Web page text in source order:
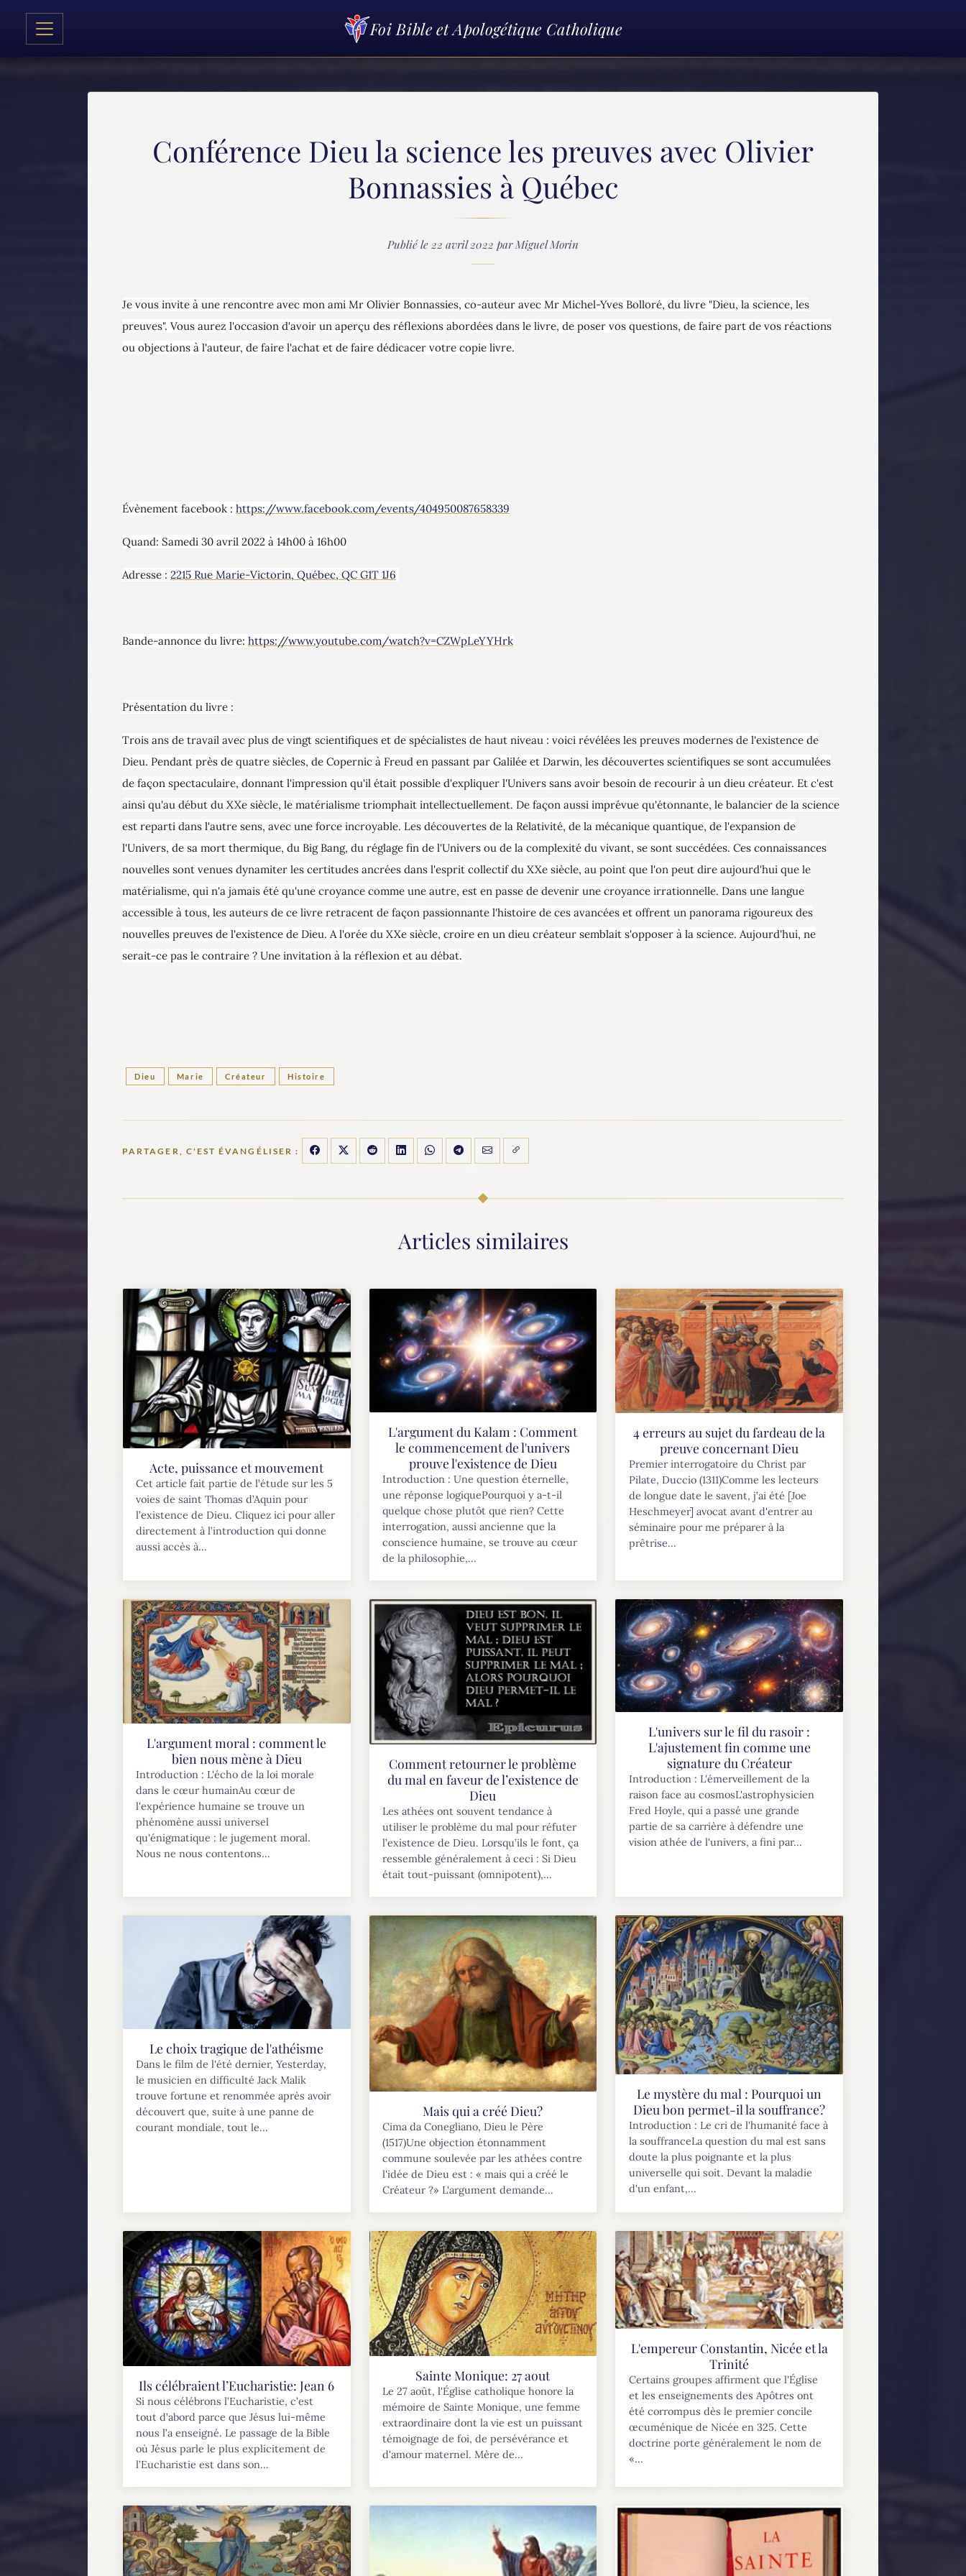
Foi Bible et Apologétique Catholique
Conférence Dieu la science les preuves avec Olivier
Bonnassies à Québec
Publié le 22 avril 2022 par Miguel Morin
Je vous invite à une rencontre avec mon ami Mr Olivier Bonnassies, co-auteur avec Mr Michel-Yves Bolloré, du livre "Dieu, la science, les
preuves". Vous aurez l'occasion d'avoir un aperçu des réflexions abordées dans le livre, de poser vos questions, de faire part de vos réactions
ou objections à l'auteur, de faire l'achat et de faire dédicacer votre copie livre.
Évènement facebook : https://www.facebook.com/events/404950087658339
Quand: Samedi 30 avril 2022 à 14h00 à 16h00
Adresse : 2215 Rue Marie-Victorin, Québec, QC G1T 1J6
Bande-annonce du livre: https://www.youtube.com/watch?v=CZWpLeYYHrk
Présentation du livre :
Trois ans de travail avec plus de vingt scientifiques et de spécialistes de haut niveau : voici révélées les preuves modernes de l'existence de
Dieu. Pendant près de quatre siècles, de Copernic à Freud en passant par Galilée et Darwin, les découvertes scientifiques se sont accumulées
de façon spectaculaire, donnant l'impression qu'il était possible d'expliquer l'Univers sans avoir besoin de recourir à un dieu créateur. Et c'est
ainsi qu'au début du XXe siècle, le matérialisme triomphait intellectuellement. De façon aussi imprévue qu'étonnante, le balancier de la science
est reparti dans l'autre sens, avec une force incroyable. Les découvertes de la Relativité, de la mécanique quantique, de l'expansion de
l'Univers, de sa mort thermique, du Big Bang, du réglage fin de l'Univers ou de la complexité du vivant, se sont succédées. Ces connaissances
nouvelles sont venues dynamiter les certitudes ancrées dans l'esprit collectif du XXe siècle, au point que l'on peut dire aujourd'hui que le
matérialisme, qui n'a jamais été qu'une croyance comme une autre, est en passe de devenir une croyance irrationnelle. Dans une langue
accessible à tous, les auteurs de ce livre retracent de façon passionnante l'histoire de ces avancées et offrent un panorama rigoureux des
nouvelles preuves de l'existence de Dieu. A l'orée du XXe siècle, croire en un dieu créateur semblait s'opposer à la science. Aujourd'hui, ne
serait-ce pas le contraire ? Une invitation à la réflexion et au débat.
Dieu Marie Créateur Histoire
PARTAGER, C'EST ÉVANGÉLISER :
Articles similaires
Acte, puissance et mouvement
Cet article fait partie de l’étude sur les 5
voies de saint Thomas d’Aquin pour
l’existence de Dieu. Cliquez ici pour aller
directement à l’introduction qui donne
aussi accès à...
L'argument du Kalam : Comment
le commencement de l'univers
prouve l'existence de Dieu
Introduction : Une question éternelle,
une réponse logiquePourquoi y a-t-il
quelque chose plutôt que rien? Cette
interrogation, aussi ancienne que la
conscience humaine, se trouve au cœur
de la philosophie,...
4 erreurs au sujet du fardeau de la
preuve concernant Dieu
Premier interrogatoire du Christ par
Pilate, Duccio (1311)Comme les lecteurs
de longue date le savent, j’ai été [Joe
Heschmeyer] avocat avant d'entrer au
séminaire pour me préparer à la
prêtrise...
L'argument moral : comment le
bien nous mène à Dieu
Introduction : L'écho de la loi morale
dans le cœur humainAu cœur de
l'expérience humaine se trouve un
phénomène aussi universel
qu'énigmatique : le jugement moral.
Nous ne nous contentons...
Comment retourner le problème
du mal en faveur de l’existence de
Dieu
Les athées ont souvent tendance à
utiliser le problème du mal pour réfuter
l’existence de Dieu. Lorsqu’ils le font, ça
ressemble généralement à ceci : Si Dieu
était tout-puissant (omnipotent),...
L'univers sur le fil du rasoir :
L'ajustement fin comme une
signature du Créateur
Introduction : L'émerveillement de la
raison face au cosmosL'astrophysicien
Fred Hoyle, qui a passé une grande
partie de sa carrière à défendre une
vision athée de l'univers, a fini par...
Le choix tragique de l'athéisme
Dans le film de l'été dernier, Yesterday,
le musicien en difficulté Jack Malik
trouve fortune et renommée après avoir
découvert que, suite à une panne de
courant mondiale, tout le...
Mais qui a créé Dieu?
Cima da Conegliano, Dieu le Père
(1517)Une objection étonnamment
commune soulevée par les athées contre
l'idée de Dieu est : « mais qui a créé le
Créateur ?» L'argument demande...
Le mystère du mal : Pourquoi un
Dieu bon permet-il la souffrance?
Introduction : Le cri de l'humanité face à
la souffranceLa question du mal est sans
doute la plus poignante et la plus
universelle qui soit. Devant la maladie
d'un enfant,...
Ils célébraient l’Eucharistie: Jean 6
Si nous célébrons l’Eucharistie, c’est
tout d’abord parce que Jésus lui-même
nous l’a enseigné. Le passage de la Bible
où Jésus parle le plus explicitement de
l’Eucharistie est dans son...
Sainte Monique: 27 aout
Le 27 août, l'Église catholique honore la
mémoire de Sainte Monique, une femme
extraordinaire dont la vie est un puissant
témoignage de foi, de persévérance et
d'amour maternel. Mère de...
L'empereur Constantin, Nicée et la
Trinité
Certains groupes affirment que l'Église
et les enseignements des Apôtres ont
été corrompus dès le premier concile
œcuménique de Nicée en 325. Cette
doctrine porte généralement le nom de
«...